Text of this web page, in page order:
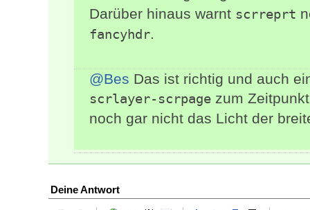
Darüber hinaus warnt scrreprt
fancyhdr.
@Bes Das ist richtig und auch
scrlayer-scrpage zum
noch gar nicht das Licht der
Deine Antwort